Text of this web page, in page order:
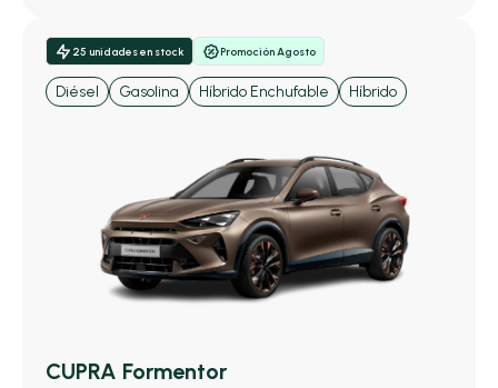
25 unidades en stock Promoción Agosto
Diésel Gasolina Híbrido Enchufable Híbrido
CUPRA Formentor